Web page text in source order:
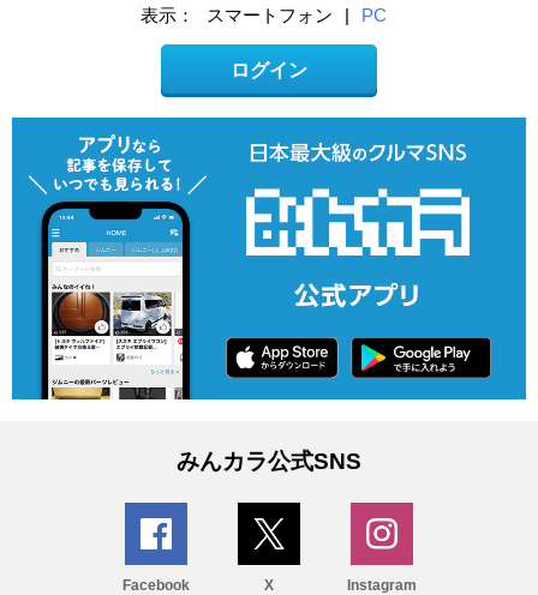
表示： スマートフォン | PC
ログイン
みんカラ公式SNS
Facebook X Instagram